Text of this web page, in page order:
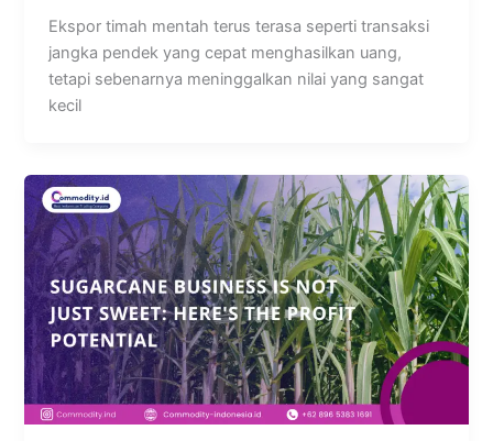
Ekspor timah mentah terus terasa seperti transaksi
jangka pendek yang cepat menghasilkan uang,
tetapi sebenarnya meninggalkan nilai yang sangat
kecil